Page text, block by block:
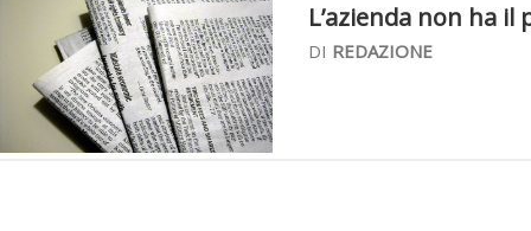
L’azienda non ha
DI REDAZIONE